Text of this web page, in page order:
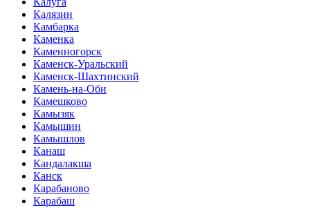
Калязин
Камбарка
Каменка
Каменногорск
Каменск-Уральский
Каменск-Шахтинский
Камень-на-Оби
Камешково
Камызяк
Камышин
Камышлов
Канаш
Кандалакша
Канск
Карабаново
Карабаш